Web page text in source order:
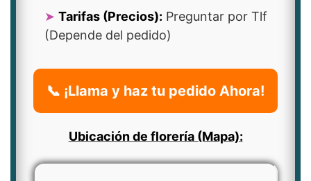
Tarifas (Precios): Preguntar por Tlf
(Depende del pedido)
📞 ¡Llama y haz tu pedido Ahora!
Ubicación de florería (Mapa):